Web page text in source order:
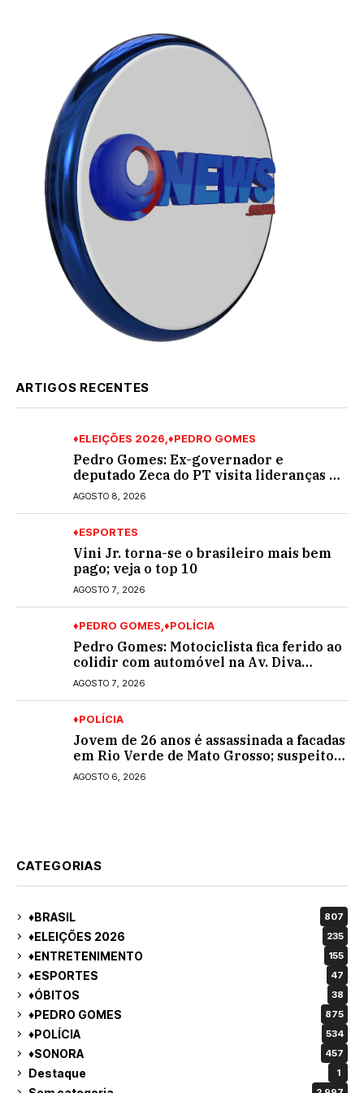
ARTIGOS RECENTES
♦ELEIÇÕES 2026 ♦PEDRO GOMES
Pedro Gomes: Ex-governador e
deputado Zeca do PT visita lideranças do
partido na cidade; buscará a reeleição
AGOSTO 8, 2026
♦ESPORTES
Vini Jr. torna-se o brasileiro mais bem
pago; veja o top 10
AGOSTO 7, 2026
♦PEDRO GOMES ♦POLÍCIA
Pedro Gomes: Motociclista fica ferido ao
colidir com automóvel na Av. Diva
Araújo; ele não tinha CNH
AGOSTO 7, 2026
♦POLÍCIA
Jovem de 26 anos é assassinada a facadas
em Rio Verde de Mato Grosso; suspeito é
procurado
AGOSTO 6, 2026
CATEGORIAS
♦BRASIL 807
♦ELEIÇÕES 2026 235
♦ENTRETENIMENTO 155
♦ESPORTES 47
♦ÓBITOS 38
♦PEDRO GOMES 875
♦POLÍCIA 534
♦SONORA 457
Destaque 1